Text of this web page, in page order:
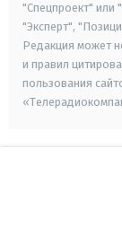
"Спецпроект" или
"Эксперт",
Редакция может
и правил
пользования